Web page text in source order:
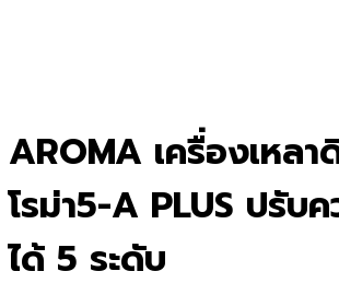
AROMA เครื่องเหล
โรม่า5-A PLUS ปรับ
ได้ 5 ระดับ